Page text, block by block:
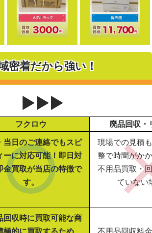
密着だから強い！
▶▶▶
フクロウ 廃品回収・
当日のご連絡でもスピ
ーに対応可能！即日対
金買取が当店の特徴で
す。
現場での見積
整で時間がか
不用品買取・
ていない
回収時に買取可能な商
極的に買取するため、
不用品回収料